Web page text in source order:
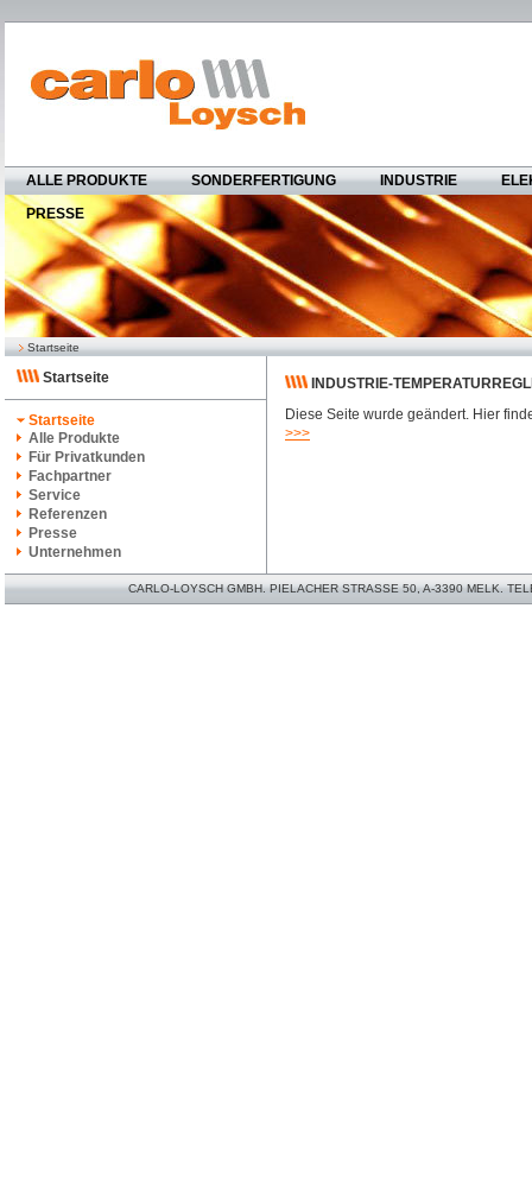
ALLE PRODUKTE SONDERFERTIGUNG INDUSTRIE
PRESSE
Startseite
Startseite
Startseite
Alle Produkte
Für Privatkunden
Fachpartner
Service
Referenzen
Presse
Unternehmen
INDUSTRIE-
Diese Seite wurde geändert. Hier
>>>
CARLO-LOYSCH GMBH. PIELACHER STRASSE 50, A-3390 MELK.